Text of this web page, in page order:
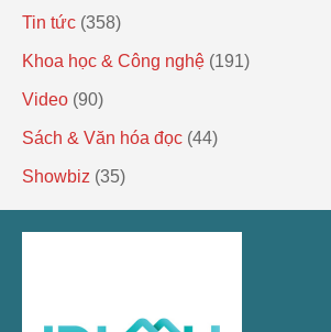
Tin tức (358)
Khoa học & Công nghệ (191)
Video (90)
Sách & Văn hóa đọc (44)
Showbiz (35)